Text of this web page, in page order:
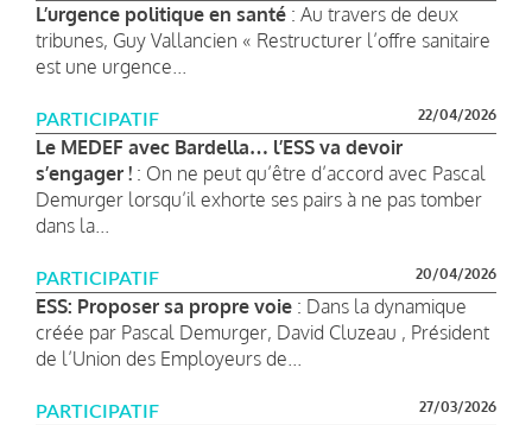
L’urgence politique en santé : Au travers de deux
tribunes, Guy Vallancien « Restructurer l’offre sanitaire
est une urgence...
PARTICIPATIF 22/04/2026
Le MEDEF avec Bardella… l’ESS va devoir
s’engager ! : On ne peut qu’être d’accord avec Pascal
Demurger lorsqu’il exhorte ses pairs à ne pas tomber
dans la...
PARTICIPATIF 20/04/2026
ESS: Proposer sa propre voie : Dans la dynamique
créée par Pascal Demurger, David Cluzeau , Président
de l’Union des Employeurs de...
PARTICIPATIF 27/03/2026